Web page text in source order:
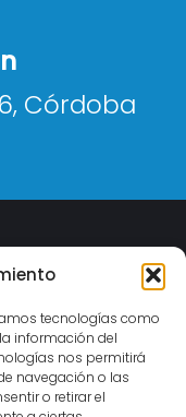
tecnologías como
información del
nos permitirá
navegación o las
o retirar el
Córdoba